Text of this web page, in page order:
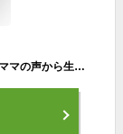
マラソン数量限定15％OFFクーポン配布中！【現役ママの声から生まれた 27L大容量＆軽量のイイとこ取り】Ponbaby 27L ツインズ マザーズリュック 大容量 A4ファイル 収納ポケット マザーズバッグ リュック 軽量 多機能 USBポート付き 旅行バッグ 双子 出産祝い 24L 25L 26L